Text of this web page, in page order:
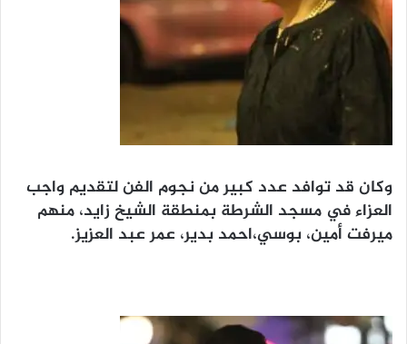
وكان قد توافد عدد كبير من نجوم الفن لتقديم واجب
العزاء في مسجد الشرطة بمنطقة الشيخ زايد، منهم
ميرفت أمين، بوسي،احمد بدير، عمر عبد العزيز.